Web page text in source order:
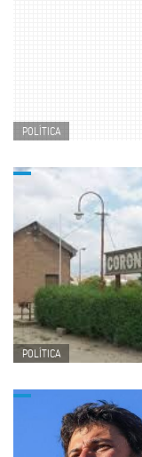
POLÍTICA
POLÍTICA